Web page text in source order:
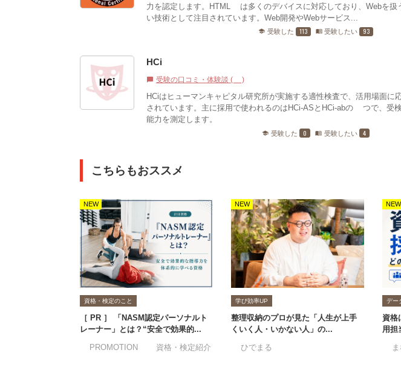
力を認定します。HTML5は多くのデバイスに対応しており、Webを扱
い技術として注目されています。Web開発やWebサービス...
school 受験した 113 menu_book 受験したい 93
HCi
chat_bubble 受験の口コミ・体験談 (0)
HCiはヒューマンキャピタル研究所が実施する適性検査で、活用場面
されています。主に採用で使われるのはHCi-ASとHCi-abの2つで、受
能力を測定します。
school 受験した 0 menu_book 受験したい 4
こちらもおススメ
NEW
資格・検定のこと
［ PR ］ 「NASM認定パーソナルト
レーナー」とは？“安全で効果的...
#PROMOTION
#資格・検定紹介
NEW
学び効率UP
整理収納のプロが見た「人生が上手
くいく人・いかない人」の...
#ひでまる
NEW
デー
資格
用
#ま